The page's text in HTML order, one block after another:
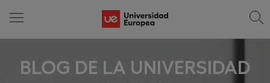
BLOG DE LA UNIVERSIDAD